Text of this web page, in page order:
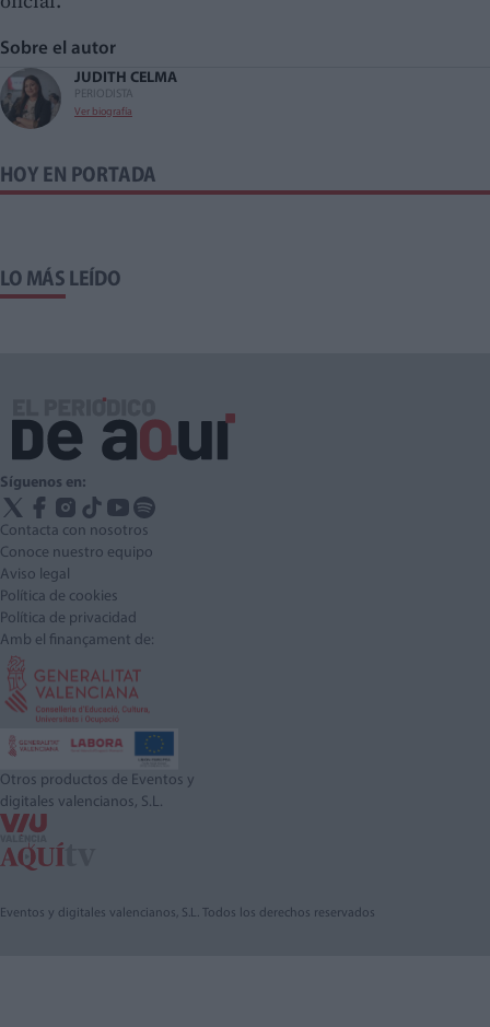
Sobre el autor
JUDITH CELMA
PERIODISTA
Ver biografía
HOY EN PORTADA
LO MÁS LEÍDO
Síguenos en:
Contacta con nosotros
Conoce nuestro equipo
Aviso legal
Política de cookies
Política de privacidad
Amb el finançament de:
Otros productos de Eventos y
digitales valencianos, S.L.
Eventos y digitales valencianos, S.L. Todos los derechos reservados